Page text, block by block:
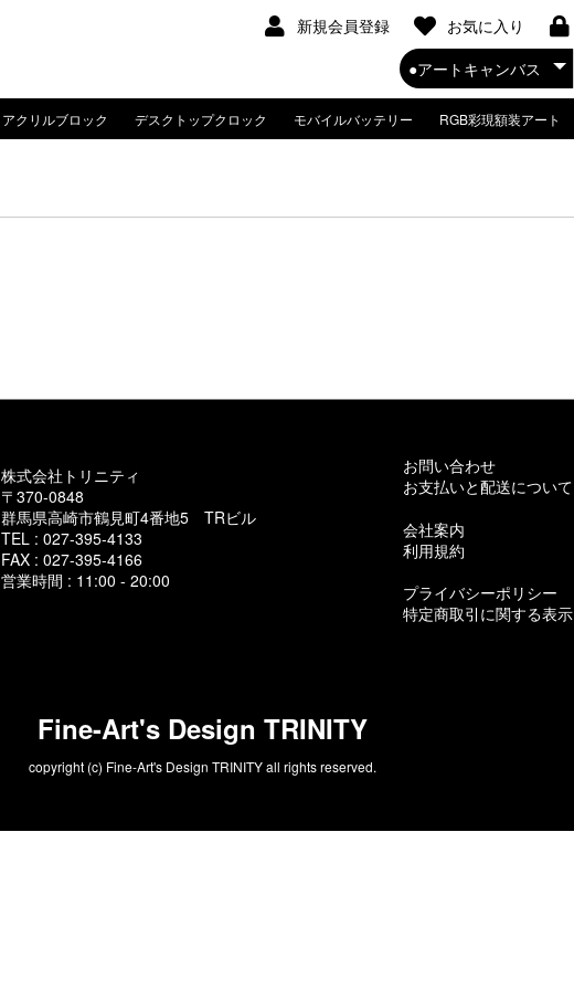
新規会員登録 お気に入り
アクリルブロック デスクトップクロック モバイルバッテリー RGB彩現額装アート
株式会社トリニティ
〒370-0848
群馬県高崎市鶴見町4番地5 TRビル
TEL : 027-395-4133
FAX : 027-395-4166
営業時間 : 11:00 - 20:00
お問い合わせ
お支払いと配送について
会社案内
利用規約
プライバシーポリシー
特定商取引に関する表示
Fine-Art's Design TRINITY
copyright (c) Fine-Art's Design TRINITY all rights reserved.